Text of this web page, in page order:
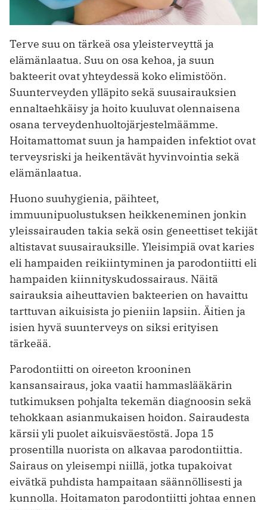
Terve suu on tärkeä osa yleisterveyttä ja
elämänlaatua. Suu on osa kehoa, ja suun
bakteerit ovat yhteydessä koko elimistöön.
Suunterveyden ylläpito sekä suusairauksien
ennaltaehkäisy ja hoito kuuluvat olennaisena
osana terveydenhuoltojärjestelmäämme.
Hoitamattomat suun ja hampaiden infektiot ovat
terveysriski ja heikentävät hyvinvointia sekä
elämänlaatua.
Huono suuhygienia, päihteet,
immuunipuolustuksen heikkeneminen jonkin
yleissairauden takia sekä osin geneettiset tekijät
altistavat suusairauksille. Yleisimpiä ovat karies
eli hampaiden reikiintyminen ja parodontiitti eli
hampaiden kiinnityskudossairaus. Näitä
sairauksia aiheuttavien bakteerien on havaittu
tarttuvan aikuisista jo pieniin lapsiin. Äitien ja
isien hyvä suunterveys on siksi erityisen
tärkeää.
Parodontiitti on oireeton krooninen
kansansairaus, joka vaatii hammaslääkärin
tutkimuksen pohjalta tekemän diagnoosin sekä
tehokkaan asianmukaisen hoidon. Sairaudesta
kärsii yli puolet aikuisväestöstä. Jopa 15
prosentilla nuorista on alkavaa parodontiittia.
Sairaus on yleisempi niillä, jotka tupakoivat
eivätkä puhdista hampaitaan säännöllisesti ja
kunnolla. Hoitamaton parodontiitti johtaa ennen